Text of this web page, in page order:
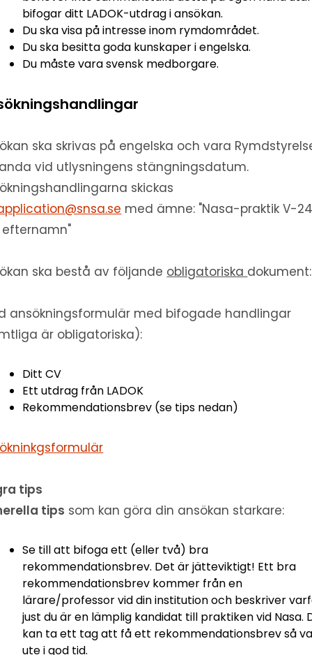
bifogar ditt LADOK-utdrag i ansökan.
Du ska visa på intresse inom rymdområdet.
Du ska besitta goda kunskaper i engelska.
Du måste vara svensk medborgare.
ska skrivas på engelska och vara
vid utlysningens stängningsdatum.
skickas
med ämne: "Nasa-praktik V-
ska bestå av följande obligatoriska dokument:
ansökningsformulär med bifogade handlingar
är obligatoriska):
Ditt CV
Ett utdrag från LADOK
Rekommendationsbrev (se tips nedan)
tips
tips som kan göra din ansökan starkare:
Se till att bifoga ett (eller två) bra
rekommendationsbrev. Det är jätteviktigt! Ett bra
rekommendationsbrev kommer från en
lärare/professor vid din institution och beskriver
just du är en lämplig kandidat till praktiken vid Nasa.
kan ta ett tag att få ett rekommendationsbrev så
ute i god tid.